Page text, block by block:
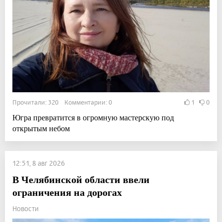
Прочитали: 320 Комментарии: 0 1 0
Югра превратится в огромную мастерскую под
открытым небом
12:51, 8 авг 2026
В Челябинской области ввели
ограничения на дорогах
Новости